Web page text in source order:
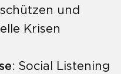
und
Krisen
: Social Listening